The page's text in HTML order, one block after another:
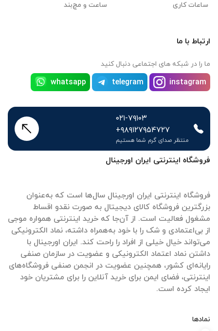
فروشگاه اینترنتی ایران اورجینال
فروشگاه اینترنتی ایران اورجینال سال‌ها است که به‌عنوان
بزرگترین فروشگاه کالای دیجیتال به صورت نقدو اقساط
مشغول فعالیت است. از آن‌جا که خرید اینترنتی همواره موجی
از بی‌اعتمادی و شک را با خود به‌همراه داشته، نماد الکترونیکی
می‌تواند خیال خیلی از افراد را راحت کند. ایران اورجینال با
داشتن نماد اعتماد الکترونیکی و عضویت در سازمان صنفی
رایانه‌ای کشور، همچنین عضویت در انجمن صنفی فروشگاه‌های
اینترنتی، فضای ایمن برای خرید آنلاین را برای مشتریان خود
ایجاد کرده است.
نمادها
ساعات کاری
ساعت و مچ‌بند
ارتباط با ما
ما را در شبکه های اجتماعی دنبال کنید
instagram
telegram
whatsapp
۰۲۱-۷۹۱۰۳
+۹۸۹۱۲۷۹۵۴۷۲۷
منتظر صدای گرم شما هستیم